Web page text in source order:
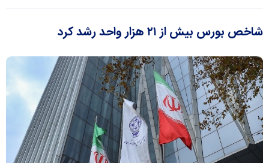
شاخص بورس بیش از ۲۱ هزار واحد رشد کرد